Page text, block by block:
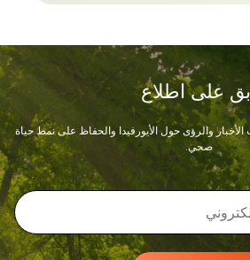
على اطلاع
والرؤى حول الأيورفيدا والحفاظ على نمط حياة
صحي.